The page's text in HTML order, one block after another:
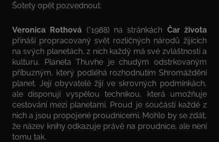
Šotety opět pozvednout.
Veronica Rothová (*1988) na stránkách Čar života
přináší propracovaný svět rozličných národů žijících
na svých planetách, z nich každý má své zvláštnosti a
kulturu. Planeta Thuvhe je chudým odstrkovaným
příbuzným, který podléhá rozhodnutím Shromáždění
planet. Její obyvatelé žijí ve skrovných podmínkách,
ale disponují vyspělou technikou, která umožňuje
cestování mezi planetami. Proud je součástí každé z
nich a jsou propojené proudnicemi. Mohlo by se zdát,
že název knihy odkazuje právě na proudnice, ale není
tomu tak.